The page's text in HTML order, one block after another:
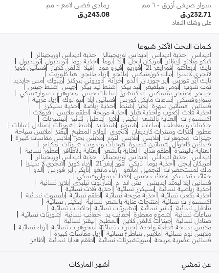
سوار صيفي أزرق - ٦ مم
ر.ق232.71
على وشك النفاد
رمادي فضي لامع - مم
ر.ق243.08
كلمات البحث الأكثر شيوعا
اديداس احذية اديداس اديداس اوريجينالز
احذية اديداس اوريجينالز
كيكو ميلانو
إيفانز امريكان ايجل ايلا بوما احذية بوما ترينديول ترينديول
نايك ديفاكتو فورايفر 21 فوريو فيرو مودا فيلا كالفن كلاين فساتين كويز
لانجري لاسنزا
ماك كوزمتيكس مانجو ازياء مانجو
هيا كلوزيت
نايك اير فورس
اير جوردان الدو خزانة دوروثي بيركنز ريبوك مس جايديد
توب شوب تومي هيلفيغر تيد بيكر شنط تيد بيكر جيس
شنط جيس
جينجر
جينجر بيسيكس سكيتشرز ساعات جيس مجوهرات سوارفسكي
سواروفسكي
ساعات مايكل كورس فساتين ايلا نيو لوك أزياء عربية
فساتين
فساتين سهرة بلايز شنط احذية رياضة
احذية سنيكرز
احذية فلات كعوب واحذية هيلز احذية مريحة اطقم ملابس
افرولات
اكسسوارات
العناية بالشعر بكيني بلايز بناطيل تنانير
تيشيرتات
جاكيتات و معاطف
ساعات شموع شنط يد شنط شورتات صنادل
عبايات
عطور
كنزات وسترات كارديغان لانجري لوازم المطبخ ليقنز
ملابس سباحة
جينزات مجوهرات ملابس ملابس النوم ملابس بحر ملابس مقاسات كبيرة
فساتين كاجوال
فساتين قصيرة هوديات وسويت شيرتات مكياج
العناية بالبشرة أطقم هدايا العناية بالشعر العناية بالأظافر
عطور نسائية
أديداس أحذية أديداس أديداس أوريجينالز
أحذية أديداس أوريجينالز
أمريكان إيجل أحذية بوما نايكي فور إيفر 21 أزياء كويز
لانجري لا سينزا
ماك لمستحضرات التجميل مانغو أزياء مانغو نايكي اير فورس ألدو
حقائب تيد بيكر
حقائب جيس
قلادات سواروفسكي
فساتين ايلا ليمتد ايديشن
اتش اند ام شارلوت تيلبري بلايز نسائية
أحذية رياضية نسائية
سنيكرز نسائية أحذية فلات نسائية
أحذية بكعب نسائية أحذية مريحة نسائية أطقم نسائية بليسوت نسائية
اكسسوارات نسائية منتجات عناية بالشعر نسائية بيكيني نسائية
بناطيل نسائية تنانير نسائية تيشيرتات نسائية جاكيتات نسائية
ساعات نسائية
شموع معطرة حقائب يد حقائب نسائية
شورتات نسائية
صنادل نسائية جينزات كالفن كلاين المطبخ
ليقنز نسائية
ملابس سباحة قطعة واحدة جينزات نسائية مجوهرات نسائية أزياء نسائية
ملابس نوم نسائية ملابس شاطئ نسائية أزياء مقاسات كبيرة
فساتين عصرية مريحة
سويتشيرتات نسائية أطقم هدايا نسائية أظافر
عن نمشي أشهر الماركات